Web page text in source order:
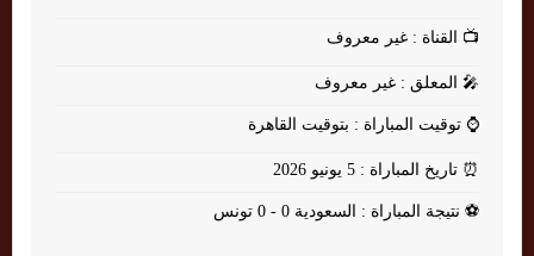
📺 القناة : غير معروف
🎤 المعلق : غير معروف
⌚ توقيت المباراة : بتوقيت القاهرة
⏰ تاريخ المباراة : 5 يونيو 2026
⚽ نتيجة المباراة : السعودية 0 - 0 تونس